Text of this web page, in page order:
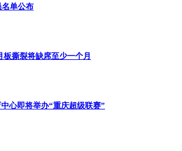
单公布
撕裂将缺席至少一个月
心即将举办“重庆超级联赛”